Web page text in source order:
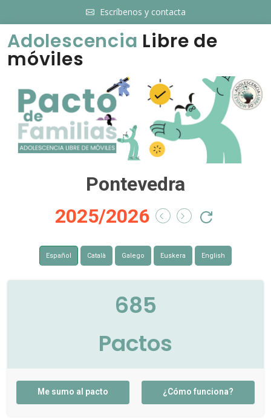
Escríbenos y contacta
Adolescencia Libre de
móviles
Pontevedra
2025/2026
Español Català Galego Euskera English
685
Pactos
Me sumo al pacto ¿Cómo funciona?